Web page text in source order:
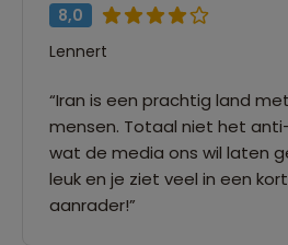
8,0
Lennert
“Iran is een prachtig land
mensen. Totaal niet het
wat de media ons wil laten
leuk en je ziet veel in een
aanrader!”